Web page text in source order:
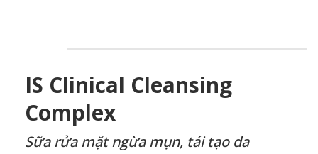
IS Clinical Cleansing
Complex
Sữa rửa mặt ngừa mụn, tái tạo da